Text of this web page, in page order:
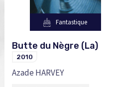
Fantastique
Butte du Nègre (La)
2010
Azade HARVEY